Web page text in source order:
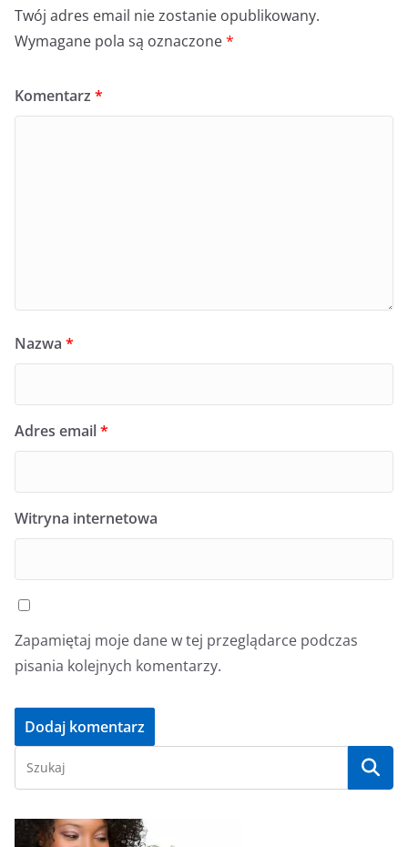
Twój adres email nie zostanie opublikowany.
Wymagane pola są oznaczone*
Komentarz *
Nazwa *
Adres email*
Witryna internetowa
Zapamiętaj moje dane w tej przeglądarce podczas
pisania kolejnych komentarzy.